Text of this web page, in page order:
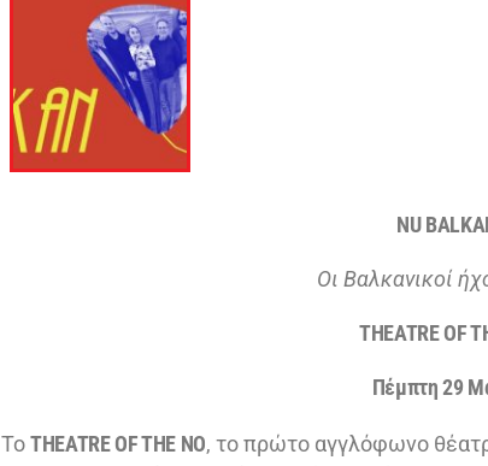
ΝU
Οι Βαλκανικοί
THEATRE OF
Πέμπτη 29
ΤοTHEATRE OF THE NO, το πρώτο αγγλόφωνο